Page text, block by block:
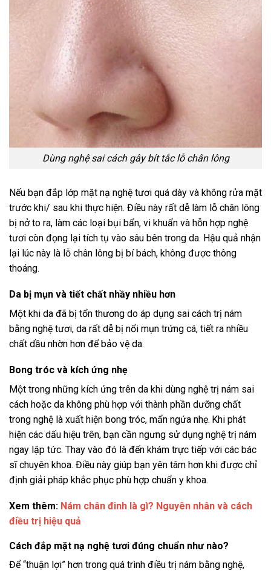
Dùng nghệ sai cách gây bít tắc lỗ chân lông
Nếu bạn đắp lớp mặt nạ nghệ tươi quá dày và không rửa mặt
trước khi/ sau khi thực hiện. Điều này rất dễ làm lỗ chân lông
bị nở to ra, làm các loại bụi bẩn, vi khuẩn và hỗn hợp nghệ
tươi còn đọng lại tích tụ vào sâu bên trong da. Hậu quả nhận
lại lúc này là lỗ chân lông bị bí bách, không được thông
thoáng.
Da bị mụn và tiết chất nhầy nhiều hơn
Một khi da đã bị tổn thương do áp dụng sai cách trị nám
bằng nghệ tươi, da rất dễ bị nổi mụn trứng cá, tiết ra nhiều
chất dầu nhờn hơn để bảo vệ da.
Bong tróc và kích ứng nhẹ
Một trong những kích ứng trên da khi dùng nghệ trị nám sai
cách hoặc da không phù hợp với thành phần dưỡng chất
trong nghệ là xuất hiện bong tróc, mẩn ngứa nhẹ. Khi phát
hiện các dấu hiệu trên, bạn cần ngưng sử dụng nghệ trị nám
ngay lập tức. Thay vào đó là đến khám trực tiếp với các bác
sĩ chuyên khoa. Điều này giúp bạn yên tâm hơn khi được chỉ
định giải pháp khắc phục phù hợp chuẩn y khoa.
Xem thêm: Nám chân đinh là gì? Nguyên nhân và cách
điều trị hiệu quả
Cách đắp mặt nạ nghệ tươi đúng chuẩn như nào?
Để “thuận lợi” hơn trong quá trình điều trị nám bằng nghệ,